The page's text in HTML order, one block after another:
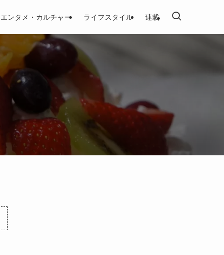
エンタメ・カルチャー ライフスタイル 連載